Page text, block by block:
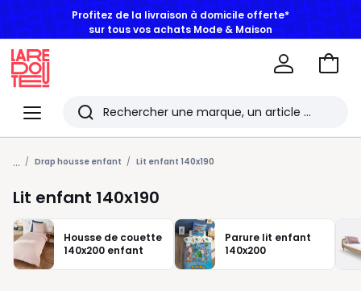
Profitez de la livraison à domicile offerte*
sur tous vos achats Mode & Maison
Menu
Redoute
Rechercher
Les
derniers
articles
consultés
Aller
... Drap housse enfant Lit enfant 140x190
Lit enfant 140x190
Housse de couette
140x200 enfant
Parure lit enfant
140x200